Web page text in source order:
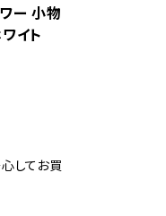
ー 小物
イト
してお買